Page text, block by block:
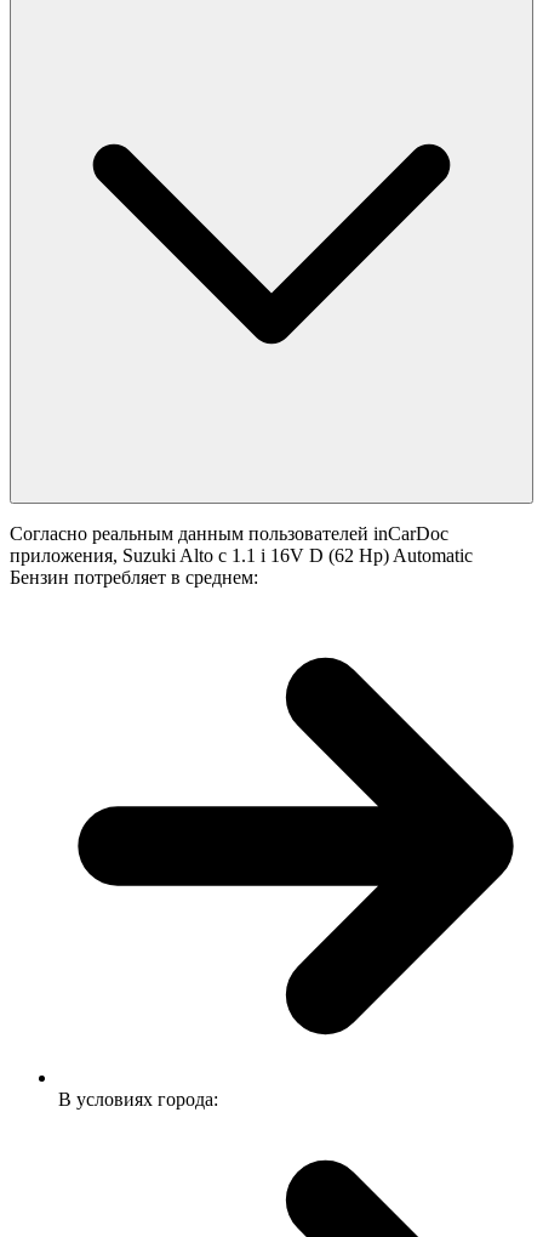
Согласно реальным данным пользователей inCarDoc
приложения, Suzuki Alto с 1.1 i 16V D (62 Hp) Automatic
Бензин потребляет в среднем:
В условиях города: